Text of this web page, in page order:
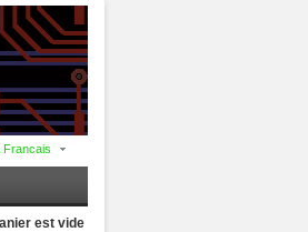
Francais
est vide